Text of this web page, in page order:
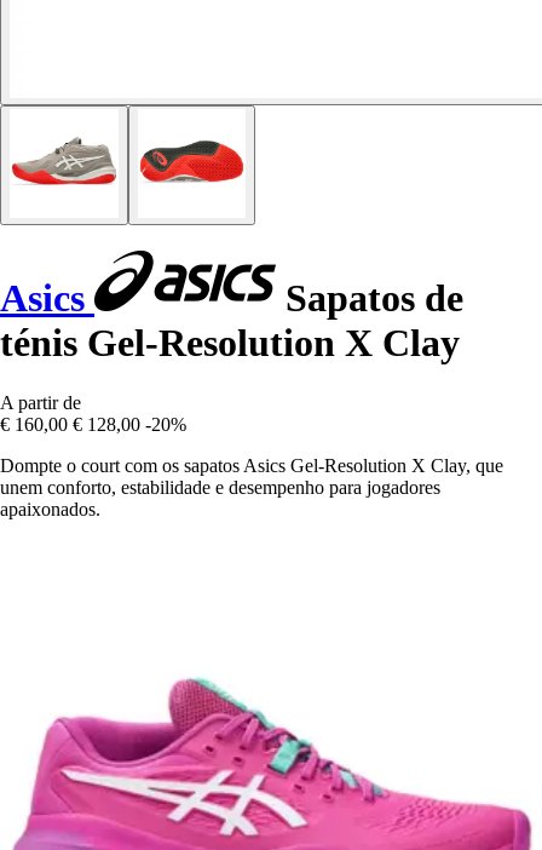
Asics
Sapatos de
ténis Gel-Resolution X Clay
A partir de
€ 160,00 € 128,00 -20%
Dompte o court com os sapatos Asics Gel-Resolution X Clay, que
unem conforto, estabilidade e desempenho para jogadores
apaixonados.